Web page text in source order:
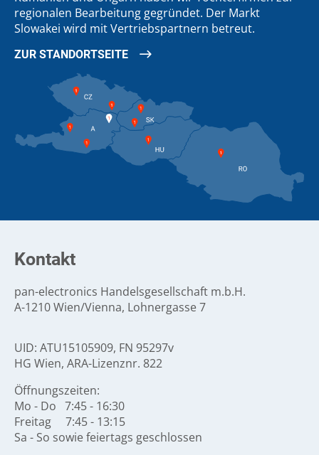
regionalen Bearbeitung gegründet. Der Markt
Slowakei wird mit Vertriebspartnern betreut.
ZUR STANDORTSEITE
Kontakt
pan-electronics Handelsgesellschaft m.b.H.
A-1210 Wien/Vienna, Lohnergasse 7
UID: ATU15105909, FN 95297v
HG Wien, ARA-Lizenznr. 822
Öffnungszeiten:
Mo - Do 7:45 - 16:30
Freitag 7:45 - 13:15
Sa - So sowie feiertags geschlossen